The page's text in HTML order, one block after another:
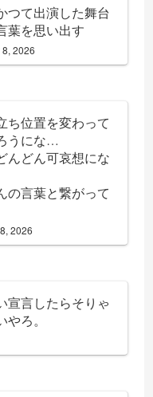
て出演した舞台
葉を思い出す
2026
ち位置を変わって
うにな…
んどん可哀想にな
の言葉と繋がって
2026
宣言したらそりゃ
ろ。